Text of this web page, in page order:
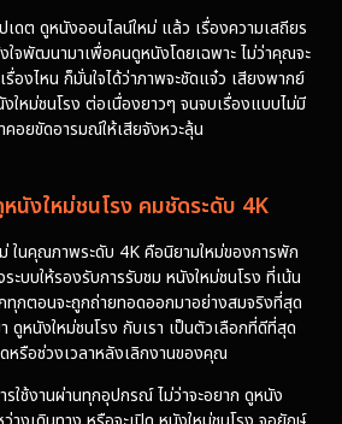
เดต ดูหนังออนไลน์ใหม่ แล้ว เรื่องความเสถียร
จพัฒนามาเพื่อคนดูหนังโดยเฉพาะ ไม่ว่าคุณจะ
องไหน ก็มั่นใจได้ว่าภาพจะชัดแจ๋ว เสียงพากย์
ใหม่ชนโรง ต่อเนื่องยาวๆ จนจบเรื่องแบบไม่มี
อยขัดอารมณ์ให้เสียจังหวะลุ้น
นังใหม่ชนโรง คมชัดระดับ 4K
ในคุณภาพระดับ 4K คือนิยามใหม่ของการพัก
ะบบให้รองรับการรับชม หนังใหม่ชนโรง ที่เน้น
ทุกตอนจะถูกถ่ายทอดออกมาอย่างสมจริงที่สุด
ดูหนังใหม่ชนโรง กับเรา เป็นตัวเลือกที่ดีที่สุด
หรือช่วงเวลาหลังเลิกงานของคุณ
ใช้งานผ่านทุกอุปกรณ์ ไม่ว่าจะอยาก ดูหนัง